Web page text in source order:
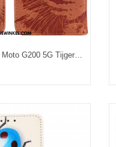
Leren Hoesje voor Moto G200 5G Tijger Gezicht Afdrukken